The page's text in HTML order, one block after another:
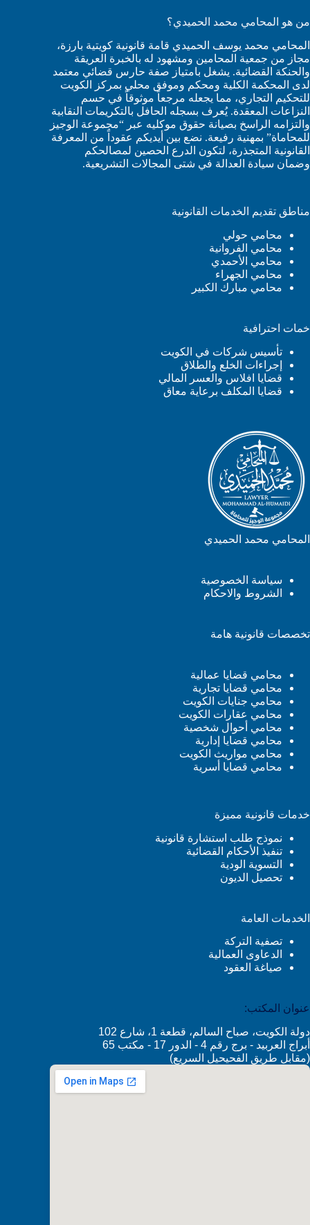
من هو المحامي محمد الحميدي؟
المحامي محمد يوسف الحميدي قامة قانونية كويتية بارزة،
مجاز من جمعية المحامين ومشهود له بالخبرة العريقة
والحنكة القضائية. يشغل بامتياز صفة حارس قضائي معتمد
لدى المحكمة الكلية ومحكم وموفق محلي بمركز الكويت
للتحكيم التجاري، مما يجعله مرجعاً موثوقاً في حسم
النزاعات المعقدة. يُعرف بسجله الحافل بالتكريمات النقابية
والتزامه الراسخ بصيانة حقوق موكليه عبر “مجموعة الوجيز
للمحاماة” بمهنية رفيعة. نضع بين أيديكم عقوداً من المعرفة
القانونية المتجذرة، لتكون الدرع الحصين لمصالحكم
وضمان سيادة العدالة في شتى المجالات التشريعية.
مناطق تقديم الخدمات القانونية
محامي حولي
محامي الفروانية
محامي الأحمدي
محامي الجهراء
محامي مبارك الكبير
خمات احترافية
تأسيس شركات في الكويت
إجراءات الخلع والطلاق
قضايا افلاس والعسر المالي
قضايا المكلف برعاية معاق
المحامي محمد الحميدي
سياسة الخصوصية
الشروط والاحكام
تخصصات قانونية هامة
محامي قضايا عمالية
محامي قضايا تجارية
محامي جنايات الكويت
محامي عقارات الكويت
محامي أحوال شخصية
محامي قضايا إدارية
محامي مواريث الكويت
محامي قضايا أسرية
خدمات قانونية مميزة
نموذج طلب استشارة قانونية
تنفيذ الأحكام القضائية
التسوية الودية
تحصيل الديون
الخدمات العامة
تصفية التركة
الدعاوى العمالية
صياغة العقود
عنوان المكتب:
دولة الكويت، صباح السالم، قطعة 1، شارع 102
أبراج العربيد - برج رقم 4 - الدور 17 - مكتب 65
(مقابل طريق الفحيحيل السريع)